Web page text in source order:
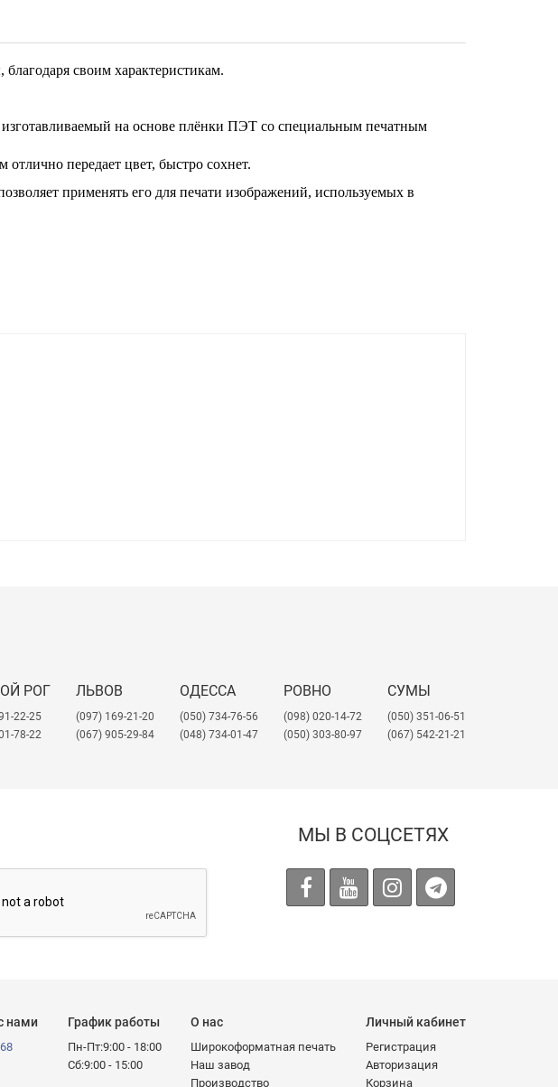
своим характеристикам.
на основе плёнки ПЭТ со специальным печатным
передает цвет, быстро сохнет.
применять его для печати изображений, используемых в
РОГ
22-25
78-22
ЛЬВОВ
​(097) 169-21-20
(067) 905-29-84
ОДЕССА
(050) 734-76-56
(048) 734-01-47
РОВНО
(098) 020-14-72
(050) 303-80-97
СУМЫ
(050) 351-06-51
(067) 542-21-21
МЫ В СОЦСЕТЯХ
нами График работы
Пн-Пт:9:00 - 18:00
Сб:9:00 - 15:00
О нас
Широкоформатная печать
Наш завод
Производство
Личный кабинет
Регистрация
Авторизация
Корзина